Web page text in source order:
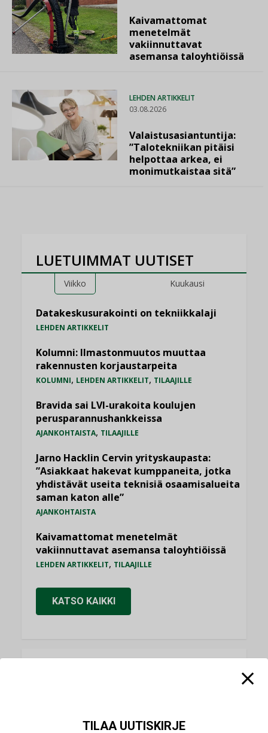
Kaivamattomat
menetelmät
vakiinnuttavat
asemansa taloyhtiöissä
LEHDEN ARTIKKELIT
03.08.2026
Valaistusasiantuntija:
”Talotekniikan pitäisi
helpottaa arkea, ei
monimutkaistaa sitä”
LUETUIMMAT UUTISET
Viikko Kuukausi
Datakeskusurakointi on tekniikkalaji
LEHDEN ARTIKKELIT
Kolumni: Ilmastonmuutos muuttaa
rakennusten korjaustarpeita
KOLUMNI, LEHDEN ARTIKKELIT, TILAAJILLE
Bravida sai LVI-urakoita koulujen
perusparannushankkeissa
AJANKOHTAISTA, TILAAJILLE
Jarno Hacklin Cervin yrityskaupasta:
”Asiakkaat hakevat kumppaneita, jotka
yhdistävät useita teknisiä osaamisalueita
saman katon alle”
AJANKOHTAISTA
Kaivamattomat menetelmät
vakiinnuttavat asemansa taloyhtiöissä
LEHDEN ARTIKKELIT, TILAAJILLE
KATSO KAIKKI
käyttöön kiinteistöissä
TILAA UUTISKIRJE